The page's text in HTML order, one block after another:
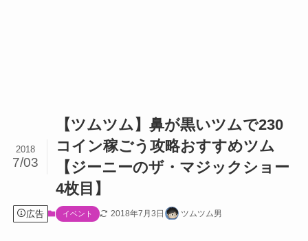
【ツムツム】鼻が黒いツムで230
コイン稼ごう攻略おすすめツム
【ジーニーのザ・マジックショー
4枚目】
2018
7/03
広告 イベント 2018年7月3日 ツムツム男